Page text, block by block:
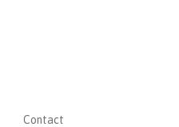
Contact